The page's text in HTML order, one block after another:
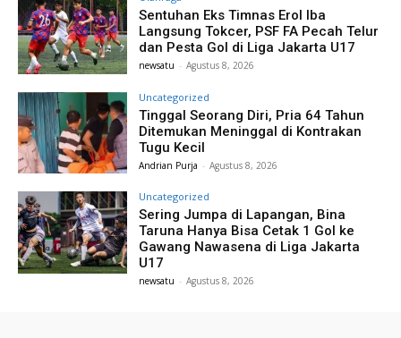
Sentuhan Eks Timnas Erol Iba
Langsung Tokcer, PSF FA Pecah Telur
dan Pesta Gol di Liga Jakarta U17
newsatu - Agustus 8, 2026
Uncategorized
Tinggal Seorang Diri, Pria 64 Tahun
Ditemukan Meninggal di Kontrakan
Tugu Kecil
Andrian Purja - Agustus 8, 2026
Uncategorized
Sering Jumpa di Lapangan, Bina
Taruna Hanya Bisa Cetak 1 Gol ke
Gawang Nawasena di Liga Jakarta
U17
newsatu - Agustus 8, 2026